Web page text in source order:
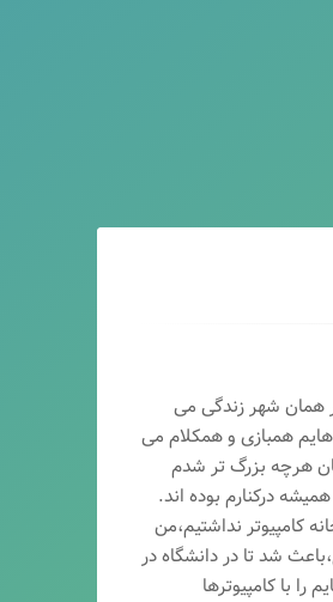
هم در همان شهر زندگی می
همبازی و همکلام می
هرچه بزرگ تر شدم
درکنارم بوده اند.
کامپیوتر نداشتیم،من
شد تا در دانشگاه در
با کامپیوترها